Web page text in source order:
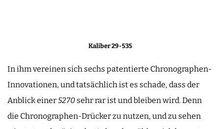
Kaliber 29-535
In ihm vereinen sich sechs patentierte Chronographen-
Innovationen, und tatsächlich ist es schade, dass der
Anblick einer5270 sehr rar ist und bleiben wird. Denn
die Chronographen-Drücker zu nutzen, und zu sehen